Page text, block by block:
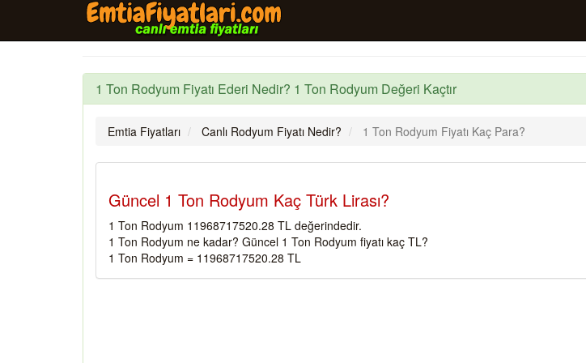
1 Ton Rodyum Fiyatı Ederi Nedir? 1 Ton Rodyum Değeri Kaçtır
Emtia Fiyatları Canlı Rodyum Fiyatı Nedir? 1 Ton Rodyum Fiyatı Kaç Para?
Güncel 1 Ton Rodyum Kaç Türk Lirası?
1 Ton Rodyum 11968717520.28 TL değerindedir.
1 Ton Rodyum ne kadar? Güncel 1 Ton Rodyum fiyatı kaç TL?
1 Ton Rodyum = 11968717520.28 TL